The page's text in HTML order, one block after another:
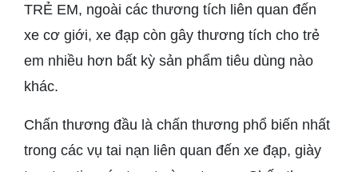
TRẺ EM, ngoài các thương tích liên quan đến
xe cơ giới, xe đạp còn gây thương tích cho trẻ
em nhiều hơn bất kỳ sản phẩm tiêu dùng nào
khác.
Chấn thương đầu là chấn thương phổ biến nhất
trong các vụ tai nạn liên quan đến xe đạp, giày